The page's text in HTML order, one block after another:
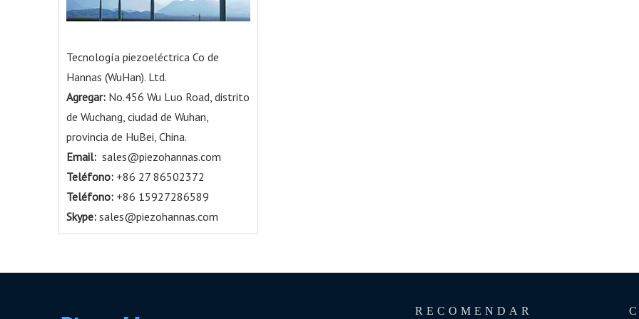
Tecnología piezoeléctrica Co de
Hannas (WuHan). Ltd.
Agregar: No.456 Wu Luo Road, distrito
de Wuchang, ciudad de Wuhan,
provincia de HuBei, China.
Email: sales@piezohannas.com
Teléfono: +86 27 86502372
Teléfono: +86 15927286589
Skype: sales@piezohannas.com
RECOMENDAR